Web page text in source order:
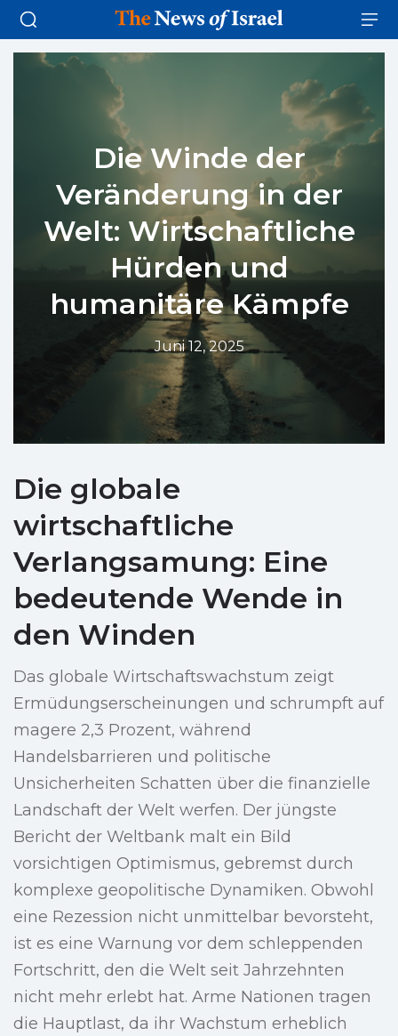
Die Winde der
Veränderung in der
Welt: Wirtschaftliche
Hürden und
humanitäre Kämpfe
Juni 12, 2025
Die globale
wirtschaftliche
Verlangsamung: Eine
bedeutende Wende in
den Winden
Das globale Wirtschaftswachstum zeigt
Ermüdungserscheinungen und schrumpft auf
magere 2,3 Prozent, während
Handelsbarrieren und politische
Unsicherheiten Schatten über die finanzielle
Landschaft der Welt werfen. Der jüngste
Bericht der Weltbank malt ein Bild
vorsichtigen Optimismus, gebremst durch
komplexe geopolitische Dynamiken. Obwohl
eine Rezession nicht unmittelbar bevorsteht,
ist es eine Warnung vor dem schleppenden
Fortschritt, den die Welt seit Jahrzehnten
nicht mehr erlebt hat. Arme Nationen tragen
die Hauptlast, da ihr Wachstum erheblich